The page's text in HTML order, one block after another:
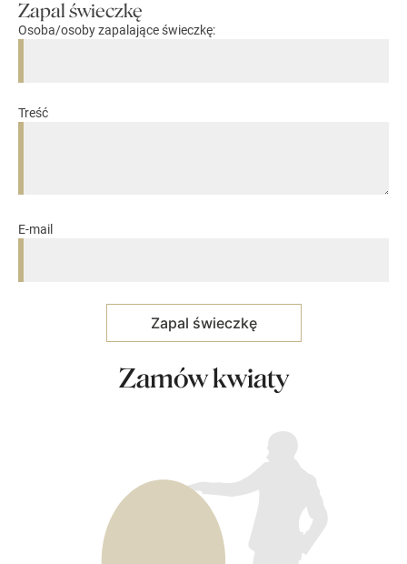
Zapal świeczkę
Osoba/osoby zapalające świeczkę:
Treść
E-mail
Zamów kwiaty